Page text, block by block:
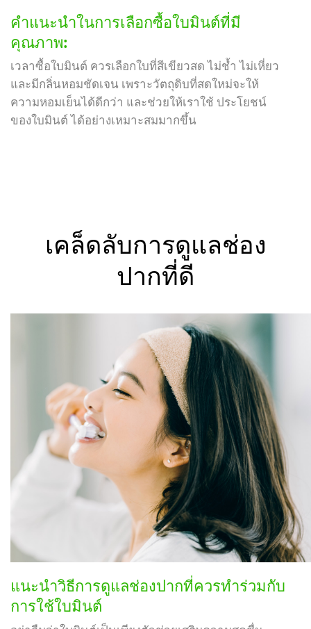
คำแนะนำในการเลือกซื้อใบมินต์ที่มี
คุณภาพ:
เวลาซื้อใบมินต์ ควรเลือกใบที่สีเขียวสด ไม่ช้ำ ไม่เหี่ยว
และมีกลิ่นหอมชัดเจน เพราะวัตถุดิบที่สดใหม่จะให้
ความหอมเย็นได้ดีกว่า และช่วยให้เราใช้ ประโยชน์
ของใบมินต์ ได้อย่างเหมาะสมมากขึ้น
เคล็ดลับการดูแลช่อง
ปากที่ดี
แนะนำวิธีการดูแลช่องปากที่ควรทำร่วมกับ
การใช้ใบมินต์